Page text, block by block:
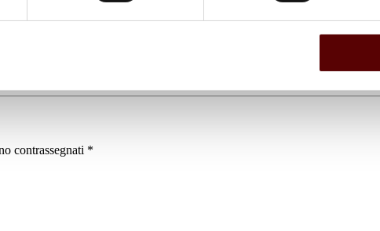
contrassegnati *